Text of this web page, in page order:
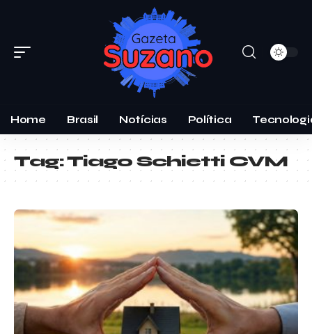
Home Brasil Notícias Política
Tag:Tiago Schietti CVM